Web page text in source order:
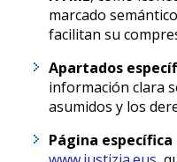
marcado
facilitan su
Apartados
información clara
asumidos y los
Página